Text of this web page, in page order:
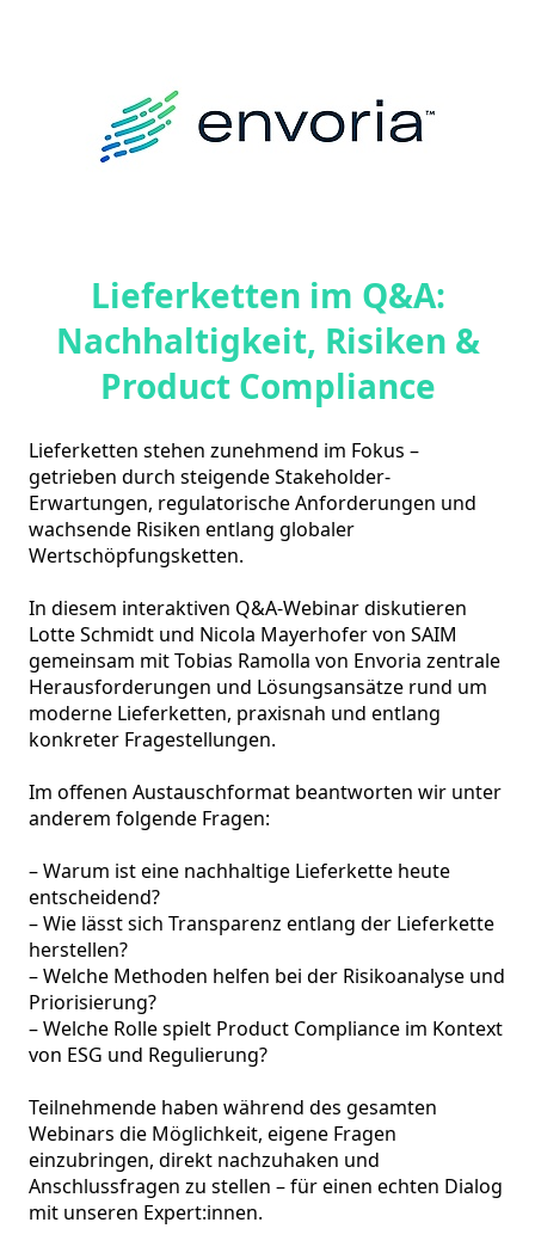
Lieferketten im Q&A:
Nachhaltigkeit, Risiken &
Product Compliance
Lieferketten stehen zunehmend im Fokus –
getrieben durch steigende Stakeholder-
Erwartungen, regulatorische Anforderungen und
wachsende Risiken entlang globaler
Wertschöpfungsketten.
In diesem interaktiven Q&A-Webinar diskutieren
Lotte Schmidt und Nicola Mayerhofer von SAIM
gemeinsam mit Tobias Ramolla von Envoria zentrale
Herausforderungen und Lösungsansätze rund um
moderne Lieferketten, praxisnah und entlang
konkreter Fragestellungen.
Im offenen Austauschformat beantworten wir unter
anderem folgende Fragen:
– Warum ist eine nachhaltige Lieferkette heute
entscheidend?
– Wie lässt sich Transparenz entlang der Lieferkette
herstellen?
– Welche Methoden helfen bei der Risikoanalyse und
Priorisierung?
– Welche Rolle spielt Product Compliance im Kontext
von ESG und Regulierung?
Teilnehmende haben während des gesamten
Webinars die Möglichkeit, eigene Fragen
einzubringen, direkt nachzuhaken und
Anschlussfragen zu stellen – für einen echten Dialog
mit unseren Expert:innen.